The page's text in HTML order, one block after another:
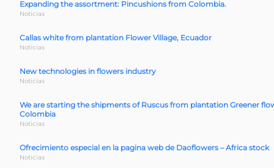
Expanding the assortment: Pincushions from Colombia.
Noticias
Callas white from plantation Flower Village, Ecuador
Noticias
New technologies in flowers industry
Noticias
We are starting the shipments of Ruscus from plantation Greener
Colombia
Noticias
Ofrecimiento especial en la pagina web de Daoflowers – Africa stock
Noticias